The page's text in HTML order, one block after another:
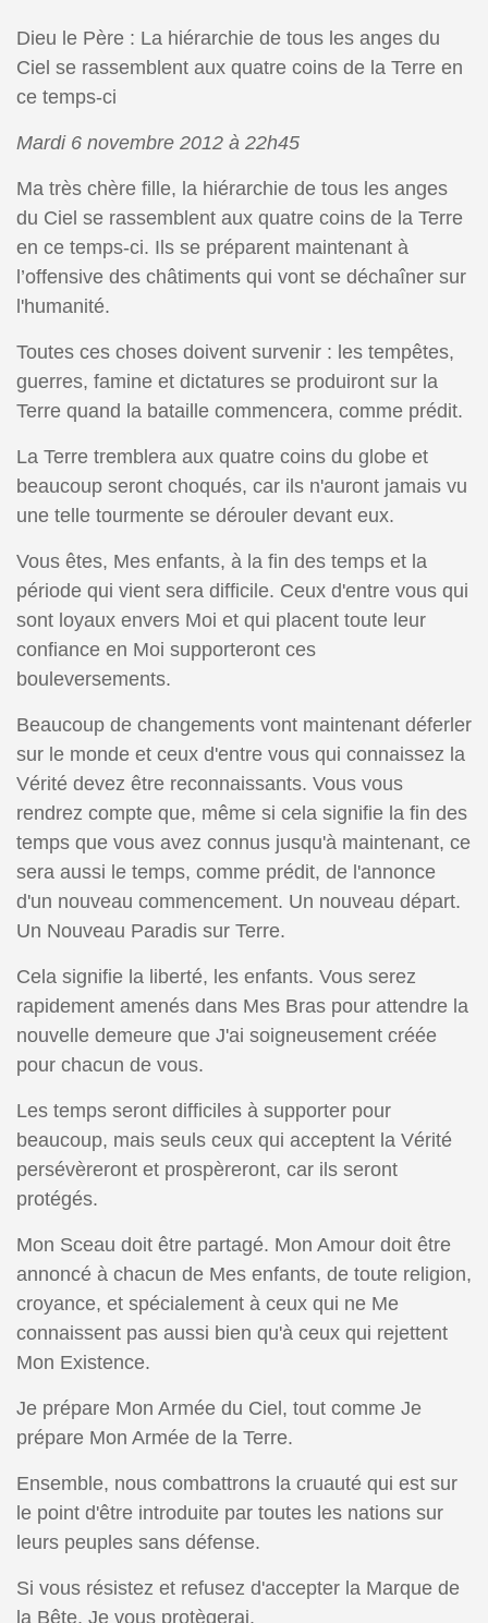
Dieu le Père : La hiérarchie de tous les anges du
Ciel se rassemblent aux quatre coins de la Terre en
ce temps-ci
Mardi 6 novembre 2012 à 22h45
Ma très chère fille, la hiérarchie de tous les anges
du Ciel se rassemblent aux quatre coins de la Terre
en ce temps-ci. Ils se préparent maintenant à
l’offensive des châtiments qui vont se déchaîner sur
l'humanité.
Toutes ces choses doivent survenir : les tempêtes,
guerres, famine et dictatures se produiront sur la
Terre quand la bataille commencera, comme prédit.
La Terre tremblera aux quatre coins du globe et
beaucoup seront choqués, car ils n'auront jamais vu
une telle tourmente se dérouler devant eux.
Vous êtes, Mes enfants, à la fin des temps et la
période qui vient sera difficile. Ceux d'entre vous qui
sont loyaux envers Moi et qui placent toute leur
confiance en Moi supporteront ces
bouleversements.
Beaucoup de changements vont maintenant déferler
sur le monde et ceux d'entre vous qui connaissez la
Vérité devez être reconnaissants. Vous vous
rendrez compte que, même si cela signifie la fin des
temps que vous avez connus jusqu'à maintenant, ce
sera aussi le temps, comme prédit, de l'annonce
d'un nouveau commencement. Un nouveau départ.
Un Nouveau Paradis sur Terre.
Cela signifie la liberté, les enfants. Vous serez
rapidement amenés dans Mes Bras pour attendre la
nouvelle demeure que J'ai soigneusement créée
pour chacun de vous.
Les temps seront difficiles à supporter pour
beaucoup, mais seuls ceux qui acceptent la Vérité
persévèreront et prospèreront, car ils seront
protégés.
Mon Sceau doit être partagé. Mon Amour doit être
annoncé à chacun de Mes enfants, de toute religion,
croyance, et spécialement à ceux qui ne Me
connaissent pas aussi bien qu'à ceux qui rejettent
Mon Existence.
Je prépare Mon Armée du Ciel, tout comme Je
prépare Mon Armée de la Terre.
Ensemble, nous combattrons la cruauté qui est sur
le point d'être introduite par toutes les nations sur
leurs peuples sans défense.
Si vous résistez et refusez d'accepter la Marque de
la Bête, Je vous protègerai.